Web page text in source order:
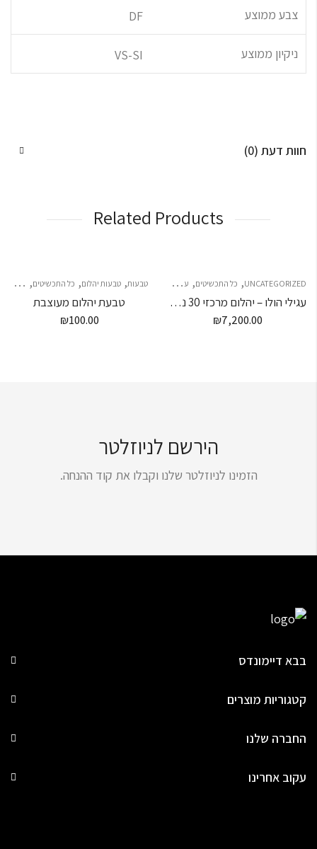
צבע ממוצע DF
ניקיון ממוצע VS-SI
חוות דעת (0)
Related Products
UNCATEGORIZED
, כל התכשיטים, עגילי יהלומים ,עגילים,עגילים
עגילי הולו – יהלום מרכזי 30 נקודות
₪7,200.00
טבעות, טבעות יהלום, כל התכשיטים, צמידי
טבעת יהלום מעוצבת
₪100.00
הירשם לניוזלטר
הזמינו לניוזלטר שלנו וקבלו את קוד ההנחה.
בבא דיימונדס
קטגוריות מוצרים
החברה שלנו
עקוב אחרינו